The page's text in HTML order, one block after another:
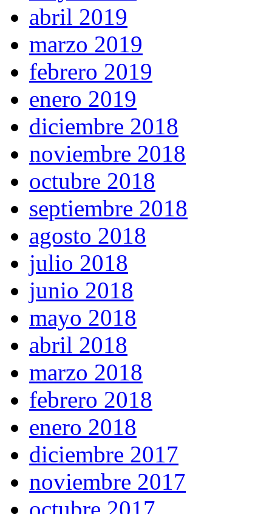
abril 2019
marzo 2019
febrero 2019
enero 2019
diciembre 2018
noviembre 2018
octubre 2018
septiembre 2018
agosto 2018
julio 2018
junio 2018
mayo 2018
abril 2018
marzo 2018
febrero 2018
enero 2018
diciembre 2017
noviembre 2017
octubre 2017